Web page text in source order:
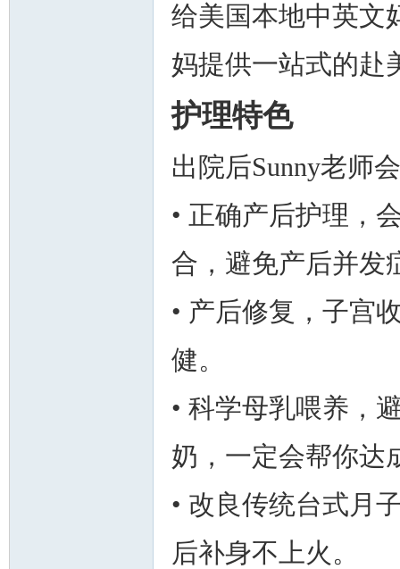
给美国本地中英文
妈提供一站式的赴
护理特色
出院后Sunny老师
• 正确产后护理，
合，避免产后并发
• 产后修复，子宫
健。
• 科学母乳喂养，
奶，一定会帮你达
• 改良传统台式月
后补身不上火。